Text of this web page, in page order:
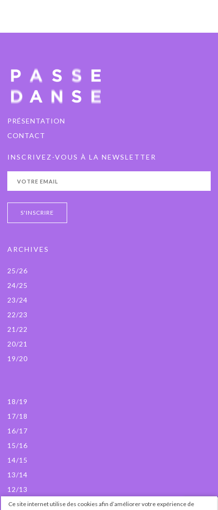
PRÉSENTATION
CONTACT
INSCRIVEZ-VOUS À LA NEWSLETTER
ARCHIVES
25/26
24/25
23/24
22/23
21/22
20/21
19/20
18/19
17/18
16/17
15/16
14/15
13/14
12/13
Ce site internet utilise des cookies afin d’améliorer votre expérience de